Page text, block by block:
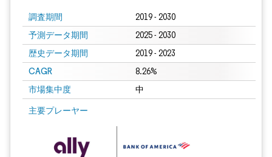
調査期間 2019 - 2030
予測データ期間 2025 - 2030
歴史データ期間 2019 - 2023
CAGR 8.26%
市場集中度 中
主要プレーヤー